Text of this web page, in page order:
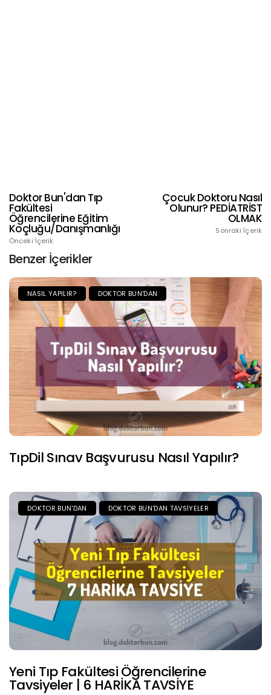
Doktor Bun'dan Tıp
Fakültesi
Öğrencilerine Eğitim
Koçluğu/Danışmanlığı
Önceki İçerik
Çocuk Doktoru Nasıl
Olunur? PEDİATRİST
OLMAK
Sonraki İçerik
Benzer İçerikler
NASIL YAPILIR? DOKTOR BUN'DAN
TıpDil Sınav Başvurusu Nasıl Yapılır?
DOKTOR BUN'DAN DOKTOR BUN'DAN TAVSIYELER
Yeni Tıp Fakültesi Öğrencilerine
Tavsiyeler | 6 HARİKA TAVSİYE